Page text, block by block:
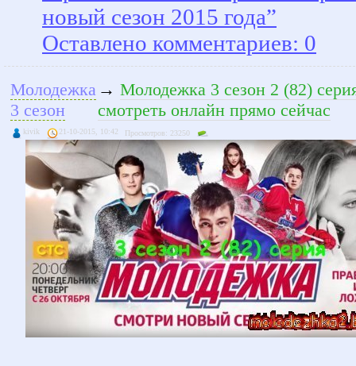
новый сезон 2015 года”
Оставлено комментариев: 0
Молодежка
3 сезон
→ Молодежка 3 сезон 2 (82)
смотреть онлайн прямо сейчас
kivik 21-10-2015, 10:42 Просмотров: 23250